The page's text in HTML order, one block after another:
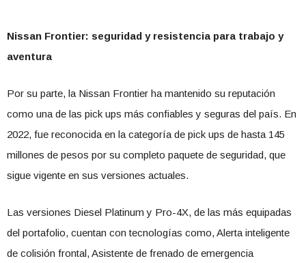
Nissan Frontier: seguridad y resistencia para trabajo y
aventura
Por su parte, la Nissan Frontier ha mantenido su reputación
como una de las pick ups más confiables y seguras del país. En
2022, fue reconocida en la categoría de pick ups de hasta 145
millones de pesos por su completo paquete de seguridad, que
sigue vigente en sus versiones actuales.
Las versiones Diesel Platinum y Pro-4X, de las más equipadas
del portafolio, cuentan con tecnologías como, Alerta inteligente
de colisión frontal, Asistente de frenado de emergencia